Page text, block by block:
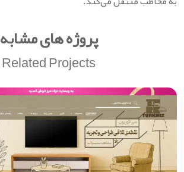
پروژه های مشابه
Related Projects